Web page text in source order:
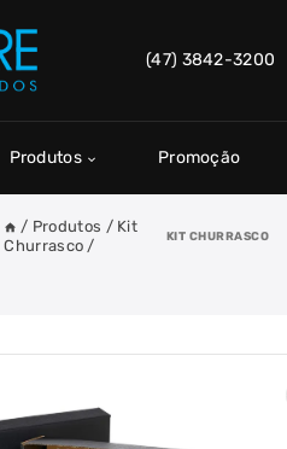
(47) 3842-3200
Produtos Promoção
/ Produtos / Kit
Churrasco /
KIT CHURRASCO